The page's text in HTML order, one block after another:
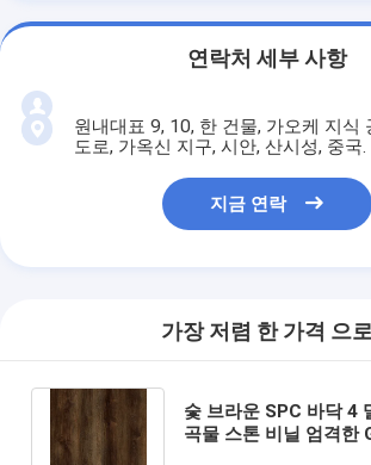
연락처 세부 사항
원내대표 9, 10, 한 건물, 가오케 지식
도로, 가옥신 지구, 시안, 산시성, 중국.
지금 연락
가장 저렴 한 가격 으
숯 브라운 SPC 바닥 4
곡물 스톤 비닐 엄격한